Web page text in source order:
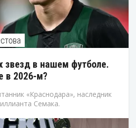
звезд в нашем футболе.
в 2026-м?
«Краснодара», наследник
Семака.